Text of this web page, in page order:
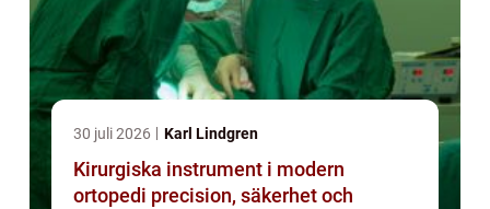
30 juli 2026 Karl Lindgren
Kirurgiska instrument i modern
ortopedi precision, säkerhet och